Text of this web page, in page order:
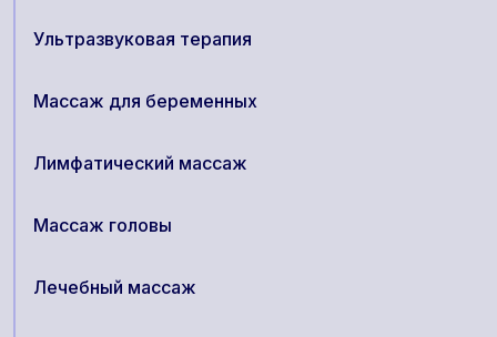
Ультразвуковая терапия
Массаж для беременных
Лимфатический массаж
Массаж головы
Лечебный массаж